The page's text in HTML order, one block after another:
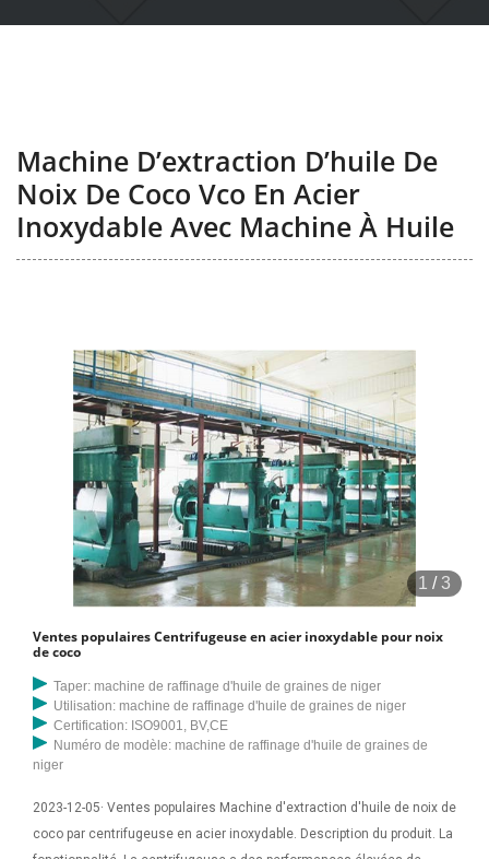
Machine D’extraction D’huile De
Noix De Coco Vco En Acier
Inoxydable Avec Machine À Huile
1 /3
Ventes populaires Centrifugeuse en acier inoxydable pour noix
de coco
Taper: machine de raffinage d'huile de graines de niger
Utilisation: machine de raffinage d'huile de graines de niger
Certification: ISO9001, BV,CE
Numéro de modèle: machine de raffinage d'huile de graines de
niger
2023-12-05· Ventes populaires Machine d'extraction d'huile de noix de
coco par centrifugeuse en acier inoxydable. Description du produit. La